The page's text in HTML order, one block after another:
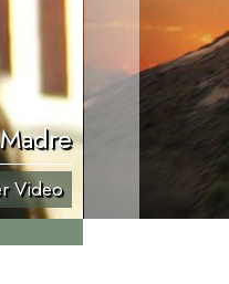
Video